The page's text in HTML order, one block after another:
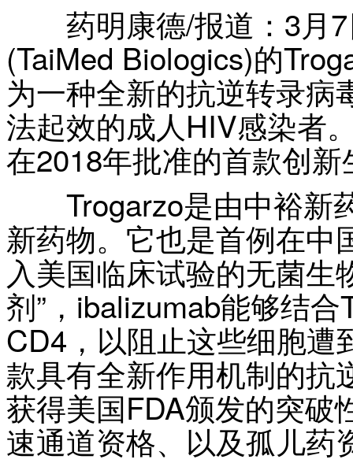
药明康德/报道：3月7
(TaiMed Biologics)的
为一种全新的抗逆转录
法起效的成人HIV感染者
在2018年批准的首款创新
Trogarzo是由中裕新
新药物。它也是首例在中
入美国临床试验的无菌生
剂”，ibalizumab能够结
CD4，以阻止这些细胞遭
款具有全新作用机制的抗
获得美国FDA颁发的突破
速通道资格、以及孤儿药